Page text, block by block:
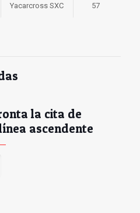
Yacarcross SXC 57
la cita de
ascendente